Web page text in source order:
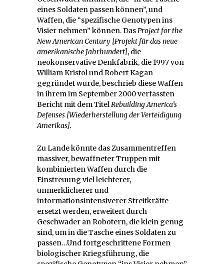
eines Soldaten passen können”, und
Waffen, die “spezifische Genotypen ins
Visier nehmen” können. DasProject for the
New American Century [Projekt für das neue
amerikanische Jahrhundert], die
neokonservative Denkfabrik, die 1997 von
William Kristol und Robert Kagan
gegründet wurde, beschrieb diese Waffen
in ihrem im September 2000 verfassten
Bericht mit dem TitelRebuilding America’s
Defenses [Wiederherstellung der Verteidigung
Amerikas].
Zu Lande könnte das Zusammentreffen
massiver, bewaffneter Truppen mit
kombinierten Waffen durch die
Einstreuung viel leichterer,
unmerklicherer und
informationsintensiverer Streitkräfte
ersetzt werden, erweitert durch
Geschwader an Robotern, die klein genug
sind, um in die Tasche eines Soldaten zu
passen…Und fortgeschrittene Formen
biologischer Kriegsführung, die